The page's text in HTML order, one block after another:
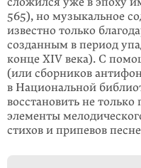
565), но музыкальное
известно только
созданным в период
конце XIV века). С
(или сборников
в Национальной
восстановить не
элементы
стихов и припевов